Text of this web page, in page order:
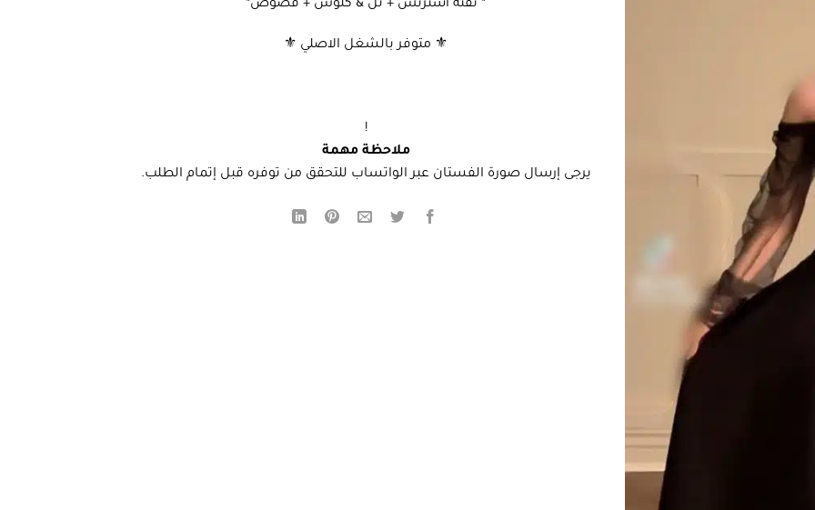
* تفته استرتش + تل & كلوش + فصوص*
⚜️ متوفر بالشغل الاصلي ⚜️
!
ملاحظة مهمة
يرجى إرسال صورة الفستان عبر الواتساب للتحقق من توفره قبل إتمام الطلب.